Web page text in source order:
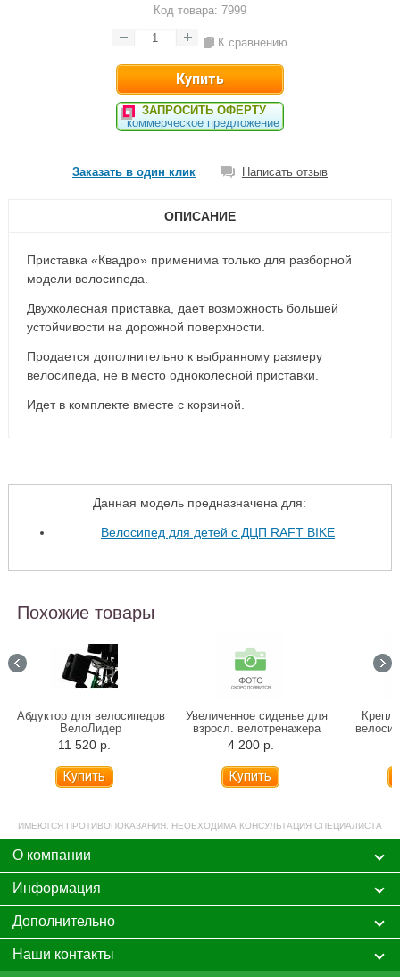
Код товара: 7999
К сравнению
ЗАПРОСИТЬ ОФЕРТУ
коммерческое предложение
Заказать в один клик Написать отзыв
ОПИСАНИЕ
Приставка «Квадро» применима только для разборной
модели велосипеда.
Двухколесная приставка, дает возможность большей
устойчивости на дорожной поверхности.
Продается дополнительно к выбранному размеру
велосипеда, не в место одноколесной приставки.
Идет в комплекте вместе с корзиной.
Данная модель предназначена для:
Велосипед для детей с ДЦП RAFT BIKE
Похожие товары
Абдуктор для велосипедов
ВелоЛидер
11 520 р.
Увеличенное сиденье для
взросл. велотренажера
Ангел Соло №4
4 200 р.
ИМЕЮТСЯ ПРОТИВОПОКАЗАНИЯ. НЕОБХОДИМА КОНСУЛЬТАЦИЯ СПЕЦИАЛИСТА
О компании
Информация
Дополнительно
Наши контакты